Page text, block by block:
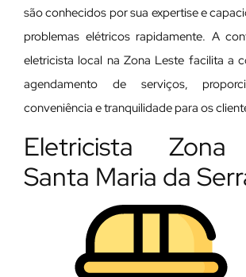
são conhecidos por sua expertise e
problemas elétricos rapidamente. A
eletricista local na Zona Leste facilita a
agendamento de serviços,
conveniência e tranquilidade para os
Eletricista
Santa Maria da